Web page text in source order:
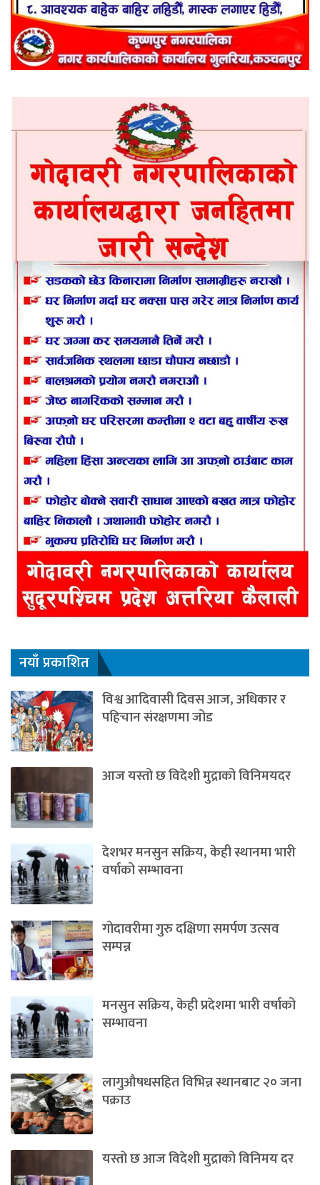
नयाँ प्रकाशित
विश्व आदिवासी दिवस आज, अधिकार र
पहिचान संरक्षणमा जोड
आज यस्तो छ विदेशी मुद्राको विनिमयदर
देशभर मनसुन सक्रिय, केही स्थानमा भारी
वर्षाको सम्भावना
गोदावरीमा गुरु दक्षिणा समर्पण उत्सव
सम्पन्न
मनसुन सक्रिय, केही प्रदेशमा भारी वर्षाको
सम्भावना
लागुऔषधसहित विभिन्न स्थानबाट २० जना
पक्राउ
यस्तो छ आज विदेशी मुद्राको विनिमय दर